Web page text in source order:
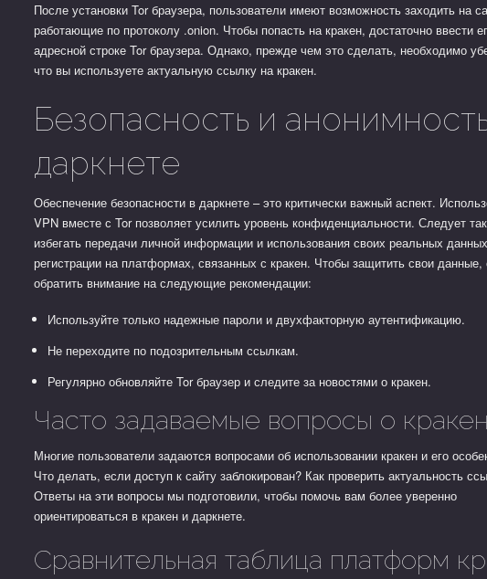
После установки Tor браузера, пользователи имеют возможность заходить на
работающие по протоколу .onion. Чтобы попасть на кракен, достаточно ввести
адресной строке Tor браузера. Однако, прежде чем это сделать, необходимо
что вы используете актуальную ссылку на кракен.
Безопасность и
даркнете
Обеспечение безопасности в даркнете – это критически важный аспект.
VPN вместе с Tor позволяет усилить уровень конфиденциальности. Следует
избегать передачи личной информации и использования своих реальных
регистрации на платформах, связанных с кракен. Чтобы защитить свои данные,
обратить внимание на следующие рекомендации:
Используйте только надежные пароли и двухфакторную аутентификацию.
Не переходите по подозрительным ссылкам.
Регулярно обновляйте Tor браузер и следите за новостями о кракен.
Часто задаваемые вопросы о кракен
Многие пользователи задаются вопросами об использовании кракен и его
Что делать, если доступ к сайту заблокирован? Как проверить актуальность
Ответы на эти вопросы мы подготовили, чтобы помочь вам более уверенно
ориентироваться в кракен и даркнете.
Сравнительная таблица платформ